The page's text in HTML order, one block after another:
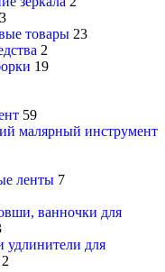
3
товары 23
2
19
59
малярный инструмент
ленты 7
ванночки для
удлинители для
2